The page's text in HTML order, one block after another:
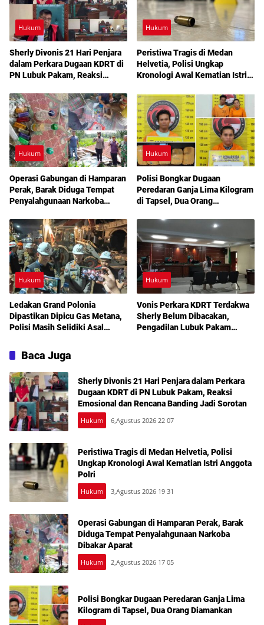
Hukum
Sherly Divonis 21 Hari Penjara
dalam Perkara Dugaan KDRT di
PN Lubuk Pakam, Reaksi
Banding Jadi Sorotan
Hukum
Peristiwa Tragis di Medan
Helvetia, Polisi Ungkap
Kronologi Awal Kematian Istri
Hukum
Operasi Gabungan di Hamparan
Perak, Barak Diduga Tempat
Penyalahgunaan Narkoba
Hukum
Polisi Bongkar Dugaan
Peredaran Ganja Lima Kilogram
di Tapsel, Dua Orang
Hukum
Ledakan Grand Polonia
Dipastikan Dipicu Gas Metana,
Polisi Masih Selidiki Asal
Hukum
Vonis Perkara KDRT Terdakwa
Sherly Belum Dibacakan,
Pengadilan Lubuk Pakam
Baca Juga
Sherly Divonis 21 Hari Penjara dalam Perkara
Dugaan KDRT di PN Lubuk Pakam, Reaksi
Emosional dan Rencana Banding Jadi Sorotan
Hukum 6,Agustus 2026 22 07
Peristiwa Tragis di Medan Helvetia, Polisi
Ungkap Kronologi Awal Kematian Istri Anggota
Polri
Hukum 3,Agustus 2026 19 31
Operasi Gabungan di Hamparan Perak, Barak
Diduga Tempat Penyalahgunaan Narkoba
Dibakar Aparat
Hukum 2,Agustus 2026 17 05
Polisi Bongkar Dugaan Peredaran Ganja Lima
Kilogram di Tapsel, Dua Orang Diamankan